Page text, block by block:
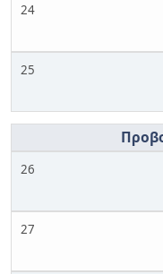
24
25
26
27